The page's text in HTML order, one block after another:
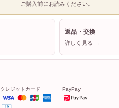
ご購入前にお読みください。
返品・交換
詳しく見る →
クレジットカード
PayPay